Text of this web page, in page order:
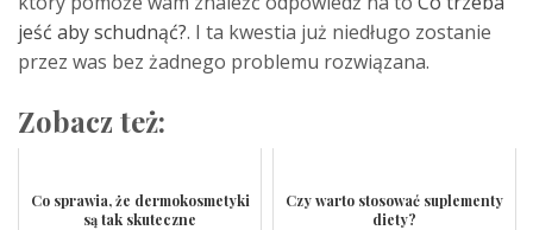
jeść aby schudnąć?. I ta kwestia już niedługo zostanie
przez was bez żadnego problemu rozwiązana.
Zobacz też:
Co sprawia, że dermokosmetyki
są tak skuteczne
Czy warto stosować suplementy
diety?